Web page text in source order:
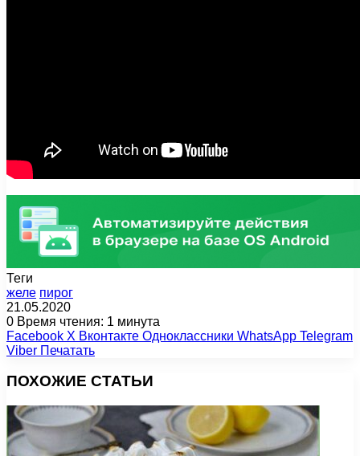
Теги
желе пирог
21.05.2020
0 Время чтения: 1 минута
Facebook X Вконтакте Одноклассники WhatsApp Telegram
Viber Печатать
ПОХОЖИЕ СТАТЬИ